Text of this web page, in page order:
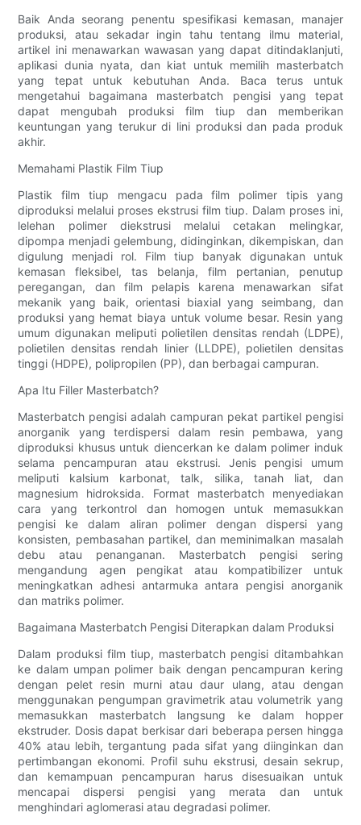
Baik Anda seorang penentu spesifikasi kemasan, manajer
produksi, atau sekadar ingin tahu tentang ilmu material,
artikel ini menawarkan wawasan yang dapat ditindaklanjuti,
aplikasi dunia nyata, dan kiat untuk memilih masterbatch
yang tepat untuk kebutuhan Anda. Baca terus untuk
mengetahui bagaimana masterbatch pengisi yang tepat
dapat mengubah produksi film tiup dan memberikan
keuntungan yang terukur di lini produksi dan pada produk
akhir.
Memahami Plastik Film Tiup
Plastik film tiup mengacu pada film polimer tipis yang
diproduksi melalui proses ekstrusi film tiup. Dalam proses ini,
lelehan polimer diekstrusi melalui cetakan melingkar,
dipompa menjadi gelembung, didinginkan, dikempiskan, dan
digulung menjadi rol. Film tiup banyak digunakan untuk
kemasan fleksibel, tas belanja, film pertanian, penutup
peregangan, dan film pelapis karena menawarkan sifat
mekanik yang baik, orientasi biaxial yang seimbang, dan
produksi yang hemat biaya untuk volume besar. Resin yang
umum digunakan meliputi polietilen densitas rendah (LDPE),
polietilen densitas rendah linier (LLDPE), polietilen densitas
tinggi (HDPE), polipropilen (PP), dan berbagai campuran.
Apa Itu Filler Masterbatch?
Masterbatch pengisi adalah campuran pekat partikel pengisi
anorganik yang terdispersi dalam resin pembawa, yang
diproduksi khusus untuk diencerkan ke dalam polimer induk
selama pencampuran atau ekstrusi. Jenis pengisi umum
meliputi kalsium karbonat, talk, silika, tanah liat, dan
magnesium hidroksida. Format masterbatch menyediakan
cara yang terkontrol dan homogen untuk memasukkan
pengisi ke dalam aliran polimer dengan dispersi yang
konsisten, pembasahan partikel, dan meminimalkan masalah
debu atau penanganan. Masterbatch pengisi sering
mengandung agen pengikat atau kompatibilizer untuk
meningkatkan adhesi antarmuka antara pengisi anorganik
dan matriks polimer.
Bagaimana Masterbatch Pengisi Diterapkan dalam Produksi
Dalam produksi film tiup, masterbatch pengisi ditambahkan
ke dalam umpan polimer baik dengan pencampuran kering
dengan pelet resin murni atau daur ulang, atau dengan
menggunakan pengumpan gravimetrik atau volumetrik yang
memasukkan masterbatch langsung ke dalam hopper
ekstruder. Dosis dapat berkisar dari beberapa persen hingga
40% atau lebih, tergantung pada sifat yang diinginkan dan
pertimbangan ekonomi. Profil suhu ekstrusi, desain sekrup,
dan kemampuan pencampuran harus disesuaikan untuk
mencapai dispersi pengisi yang merata dan untuk
menghindari aglomerasi atau degradasi polimer.